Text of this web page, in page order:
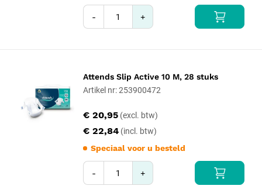
- +
Attends Slip Active 10 M, 28 stuks
Artikel nr: 253900472
€ 22,84
€ 20,95
Speciaal voor u besteld
- +